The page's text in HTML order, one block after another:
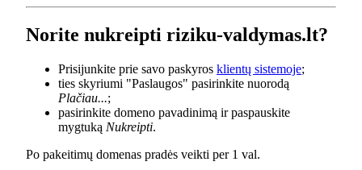
Norite nukreipti riziku-valdymas.lt?
Prisijunkite prie savo paskyros klientų sistemoje;
ties skyriumi "Paslaugos" pasirinkite nuorodą
Plačiau...;
pasirinkite domeno pavadinimą ir paspauskite
mygtuką Nukreipti.
Po pakeitimų domenas pradės veikti per 1 val.